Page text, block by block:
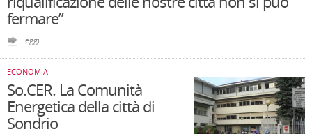
fermare”
Leggi
ECONOMIA
So.CER. La Comunità
Energetica della città di
Sondrio